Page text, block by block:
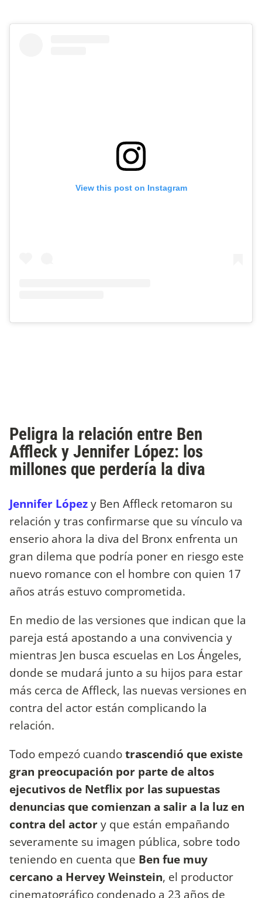
View this post on Instagram
Peligra la relación entre Ben
Affleck y Jennifer López: los
millones que perdería la diva
Jennifer Lópezy Ben Affleck retomaron su
relación y tras confirmarse que su vínculo va
enserio ahora la diva del Bronx enfrenta un
gran dilema que podría poner en riesgo este
nuevo romance con el hombre con quien 17
años atrás estuvo comprometida.
En medio de las versiones que indican que la
pareja está apostando a una convivencia y
mientras Jen busca escuelas en Los Ángeles,
donde se mudará junto a su hijos para estar
más cerca de Affleck, las nuevas versiones en
contra del actor están complicando la
relación.
Todo empezó cuandotrascendió que existe
gran preocupación por parte de altos
ejecutivos de Netflix por las supuestas
denuncias que comienzan a salir a la luz en
contra del actory que están empañando
severamente su imagen pública, sobre todo
teniendo en cuenta que Ben fue muy
cercano a Hervey Weinstein, el productor
cinematográfico condenado a 23 años de